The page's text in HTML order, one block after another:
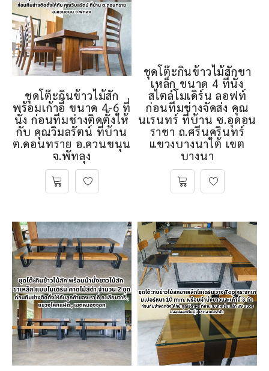
ชุดโต๊ะกินข้าวไม้สัก
พร้อมเก้าอี้ ขนาด 4-6 ที่
นั่ง ก่อนทีมช่างติดตั้งให้
กับ คุณวิมลรัตน์ ที่บ้าน
ต.ดอนทราย อ.ควนขนุน
จ.พัทลุง
ชุดโต๊ะกินข้าวไม้สักขา
เหล็ก ขนาด 4 ที่นั่ง
สไตล์โมเดิร์น ลอฟท์
ก่อนทีมช่างจัดส่ง คุณ
นเรนทร์ ที่บ้าน ซ.อุดอน
ราชา ถ.ศรีนครินทร์
แขวงบางนาใต้ เขต
บางนา